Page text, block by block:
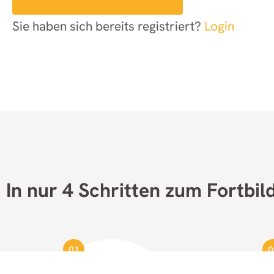
Sie haben sich bereits registriert? Login
01